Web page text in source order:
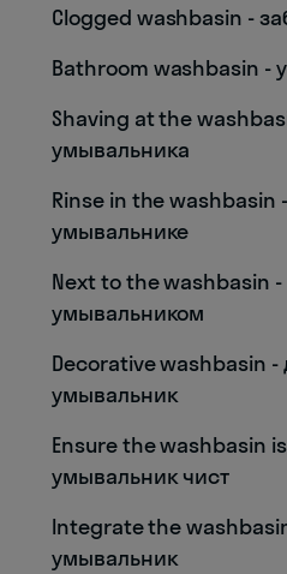
Clogged washbasin -
Bathroom washbasin -
Shaving at the
умывальника
Rinse in the washbasin
умывальнике
Next to the washbasin
умывальником
Decorative washbasin
умывальник
Ensure the washbasin
умывальник чист
Integrate the
умывальник